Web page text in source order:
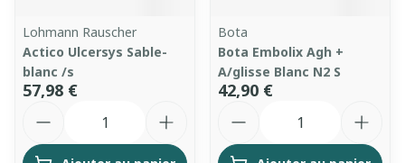
Lohmann Rauscher
Actico Ulcersys Sable-
blanc /s
57,98 €
Bota
Bota Embolix Agh +
A/glisse Blanc N2 S
42,90 €